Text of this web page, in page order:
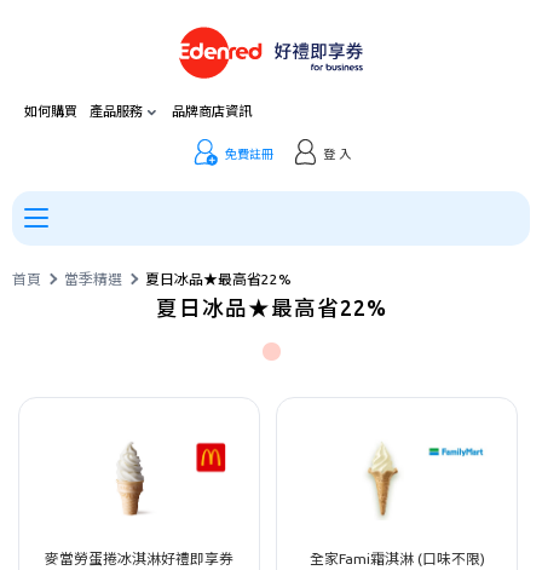
如何購買 產品服務 品牌商店資訊
免費註冊 登 入
首頁 當季精選 夏日冰品★最高省22%
夏日冰品★最高省22%
麥當勞蛋捲冰淇淋好禮即享券 全家Fami霜淇淋 (口味不限)